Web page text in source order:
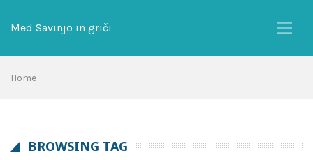
Med Savinjo in griči
Home
BROWSING TAG